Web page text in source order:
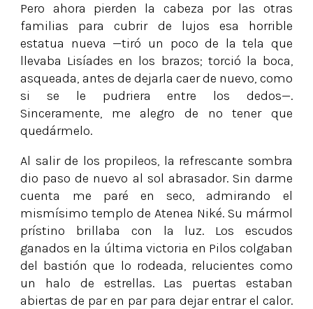
Pero ahora pierden la cabeza por las otras
familias para cubrir de lujos esa horrible
estatua nueva —tiró un poco de la tela que
llevaba Lisíades en los brazos; torció la boca,
asqueada, antes de dejarla caer de nuevo, como
si se le pudriera entre los dedos—.
Sinceramente, me alegro de no tener que
quedármelo.
Al salir de los propileos, la refrescante sombra
dio paso de nuevo al sol abrasador. Sin darme
cuenta me paré en seco, admirando el
mismísimo templo de Atenea Niké. Su mármol
prístino brillaba con la luz. Los escudos
ganados en la última victoria en Pilos colgaban
del bastión que lo rodeada, relucientes como
un halo de estrellas. Las puertas estaban
abiertas de par en par para dejar entrar el calor.